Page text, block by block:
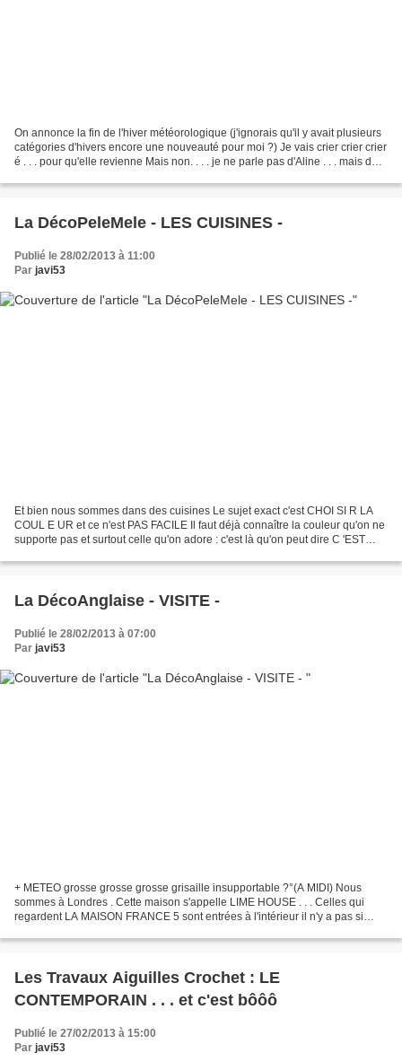
On annonce la fin de l'hiver météorologique (j'ignorais qu'il y avait plusieurs
catégories d'hivers encore une nouveauté pour moi ?) Je vais crier crier crier
é . . . pour qu'elle revienne Mais non. . . . je ne parle pas d'Aline . . . mais de
La DécoPeleMele - LES CUISINES -
Publié le 28/02/2013 à 11:00
Par javi53
Et bien nous sommes dans des cuisines Le sujet exact c'est CHOI SI R LA
COUL E UR et ce n'est PAS FACILE Il faut déjà connaître la couleur qu'on ne
supporte pas et surtout celle qu'on adore : c'est là qu'on peut dire C 'EST
La DécoAnglaise - VISITE -
Publié le 28/02/2013 à 07:00
Par javi53
+ METEO grosse grosse grosse grisaille insupportable ?°(A MIDI) Nous
sommes à Londres . Cette maison s'appelle LIME HOUSE . . . Celles qui
regardent LA MAISON FRANCE 5 sont entrées à l'intérieur il n'y a pas si
Les Travaux Aiguilles Crochet : LE
CONTEMPORAIN . . . et c'est bôôô
Publié le 27/02/2013 à 15:00
Par javi53